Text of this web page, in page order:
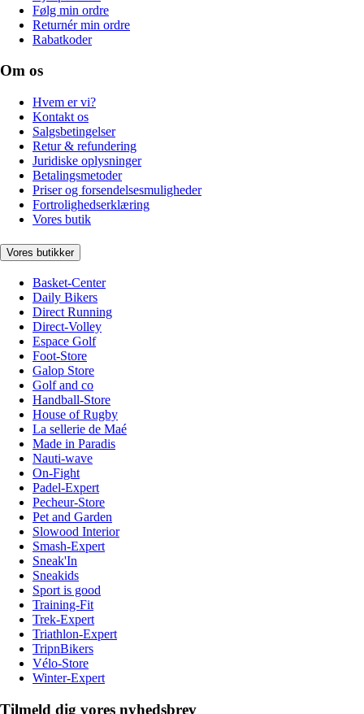
Følg min ordre
Returnér min ordre
Rabatkoder
Om os
Hvem er vi?
Kontakt os
Salgsbetingelser
Retur & refundering
Juridiske oplysninger
Betalingsmetoder
Priser og forsendelsesmuligheder
Fortrolighedserklæring
Vores butik
Vores butikker
Basket-Center
Daily Bikers
Direct Running
Direct-Volley
Espace Golf
Foot-Store
Galop Store
Golf and co
Handball-Store
House of Rugby
La sellerie de Maé
Made in Paradis
Nauti-wave
On-Fight
Padel-Expert
Pecheur-Store
Pet and Garden
Slowood Interior
Smash-Expert
Sneak'In
Sneakids
Sport is good
Training-Fit
Trek-Expert
Triathlon-Expert
TripnBikers
Vélo-Store
Winter-Expert
Tilmeld dig vores nyhedsbrev